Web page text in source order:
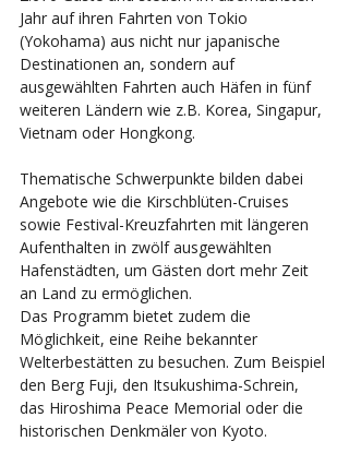
Jahr auf ihren Fahrten von Tokio
(Yokohama) aus nicht nur japanische
Destinationen an, sondern auf
ausgewählten Fahrten auch Häfen in fünf
weiteren Ländern wie z.B. Korea, Singapur,
Vietnam oder Hongkong.
Thematische Schwerpunkte bilden dabei
Angebote wie die Kirschblüten-Cruises
sowie Festival-Kreuzfahrten mit längeren
Aufenthalten in zwölf ausgewählten
Hafenstädten, um Gästen dort mehr Zeit
an Land zu ermöglichen.
Das Programm bietet zudem die
Möglichkeit, eine Reihe bekannter
Welterbestätten zu besuchen. Zum Beispiel
den Berg Fuji, den Itsukushima-Schrein,
das Hiroshima Peace Memorial oder die
historischen Denkmäler von Kyoto.